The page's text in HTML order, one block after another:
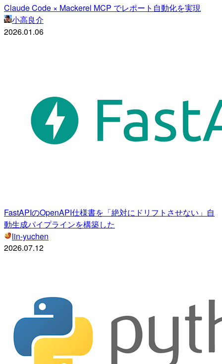
Claude Code × Mackerel MCP でレポート自動化を実現
小高良介
2026.01.06
FastAPIのOpenAPI仕様書を「絶対にドリフトさせない」自
動生成パイプラインを構築した
lin-yuchen
2026.07.12